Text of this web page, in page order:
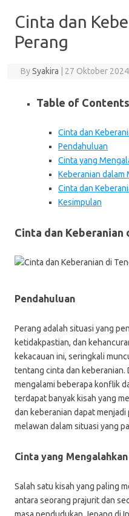
Cinta dan
Perang
BySyakira 27 Oktober 2024
Table of Contents
Cinta dan
Pendahuluan
Cinta yang
Keberanian dalam
Cinta dan
Kesimpulan
Cinta dan Keberanian
Pendahuluan
Perang adalah situasi yang
ketidakpastian, dan
kekacauan ini, seringkali
tentang cinta dan keberanian.
mengalami beberapa konflik
terdapat banyak kisah yang
dan keberanian dapat
melawan dalam situasi yang
Cinta yang
Salah satu kisah yang paling
antara seorang prajurit dan